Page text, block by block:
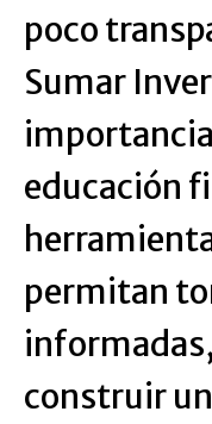
poco
Sumar
educación
permitan
construir